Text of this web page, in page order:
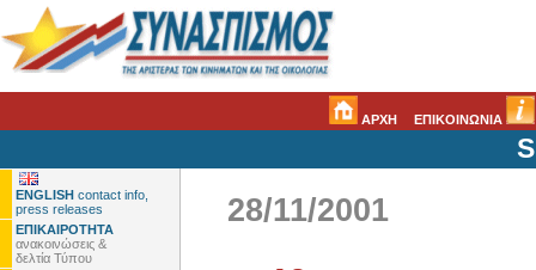
ΑΡΧΗ ΕΠΙΚΟΙΝΩΝΙΑ
ENGLISH contact info,
press releases
ΕΠΙΚΑΙΡΟΤΗΤΑ
ανακοινώσεις &
δελτία Τύπου
28/11/2001